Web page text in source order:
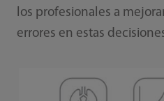
los profesionales a
errores en estas